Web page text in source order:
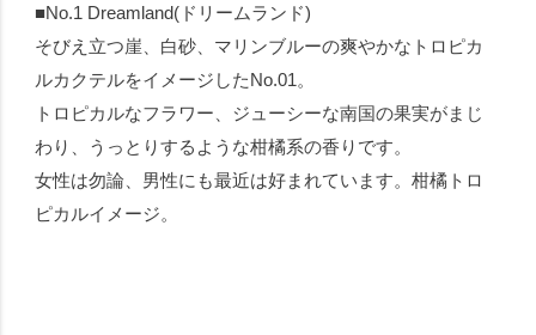
■No.1 Dreamland(ドリームランド)
そびえ立つ崖、白砂、マリンブルーの爽やかなトロピカ
ルカクテルをイメージしたNo.01。
トロピカルなフラワー、ジューシーな南国の果実がまじ
わり、うっとりするような柑橘系の香りです。
女性は勿論、男性にも最近は好まれています。柑橘トロ
ピカルイメージ。